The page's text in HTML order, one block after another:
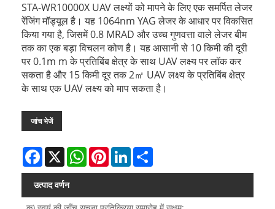
STA-WR10000X UAV लक्ष्यों को मापने के लिए एक समर्पित लेजर
रेंजिंग मॉड्यूल है। यह 1064nm YAG लेजर के आधार पर विकसित
किया गया है, जिसमें 0.8 MRAD और उच्च गुणवत्ता वाले लेजर बीम
तक का एक बड़ा विचलन कोण है। यह आसानी से 10 किमी की दूरी
पर 0.1m m के प्रतिबिंब क्षेत्र के साथ UAV लक्ष्य पर लॉक कर
सकता है और 15 किमी दूर तक 2㎡ UAV लक्ष्य के प्रतिबिंब क्षेत्र
के साथ एक UAV लक्ष्य को माप सकता है।
जांच भेजें
Facebook
X WhatsAppPinterestLinkedIn
उत्पाद वर्णन